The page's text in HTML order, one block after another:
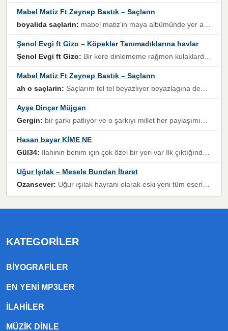
Mabel Matiz Ft Zeynep Bastık – Saçların
boyalida saçlarin: mabel matiz'in maya albümünde yer alan güzellerden. parça da şarkı hani! müzikal altyapısına vurulduğum, sözlerinde kaybolduğum bir parça olmuş.
Şenol Evgi ft Gizo – Köpekler Tanımadıklarına havlar
Şenol Evgi ft Gizo: Bir kere dinlememe rağmen kulaklardan gitmiyor sen sen sen sen kurban ol sen sen sen sen hayran ol yükses ses müzik dinleme sebebisiniz canlar bomba gibi patladınız maşallah
Mabel Matiz Ft Zeynep Bastık – Saçların
ah o saçlarin: Saçlarım tel tel beyazlıyor beyazlagına degil yanımda sen yoksun ona üzülüyorum günler bir bir geçiyor geçen günlere değil sensiz geçen günlere darılıyorum,Dinledikce asla kavusamayacagim ama asla unutamicagim sevdiğim adam için yanar içim
Ayşe Dinçer Müjgan
Gergin: bir şarkı patlıyor ve o şarkıyı millet her paylaşımın altına koyuyor ve öyle bir durum hal alıyor ki şarkıyı dinlemeden şarkıdan bikıyorsun Ama bu enteresan bir şekilde dillere dolanıyor millet olarak seviyoruz dertlerle boğuşurken bir yandan da göbek atmayi))) diyeceklerim bu kadar güzel hoş bir sayfa emeğinize sağlık arkadaşlar kolay gelsin
Hasan bayar KİME NE
Gül34: Ilahinin benim için çok özel bir yeri var İlk çıktığında komşum ne kadar yüksek sesle dinliyorsa orada duymuştum ve YouTube'dan aratıp Bu ilahiyi bulmuştum ve sonra müdavimi oldum günlük Ben de 3-5 kere dinleyip ezberleyip artık ilahiye bende eşlik ediyorum yüksek sesle Allah razı olsun hizmet nimettir Rabbim sizin zahmetlerinize de hayırlı nimetler versin Selam ve dua ile Allah'a emanet olun
Uğur Işılak – Mesele Bundan İbaret
Ozansever: Uğur ışılak hayrani olarak eski yeni tüm eserlerini keyifle huzurla dinleyenlerden birisiyim, emeğine saygı duyan gönül veren bunu en güzel şekilde sevenlerine ulaştıran siz değerli sayfa yöneticilerine de teşekkür ederim
KATEGORILER
BIYOGRAFILER
EN YENI MP3LER
ILAHILER
MÜZIK DINLE